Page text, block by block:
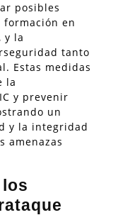
posibles
en
y la
tanto
Estas medidas
la
y prevenir
un
y la integridad
amenazas